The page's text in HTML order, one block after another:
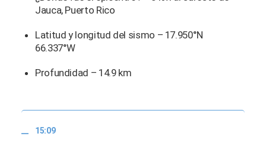
Jauca, Puerto Rico
Latitud y longitud del sismo – 17.950°N
66.337°W
Profundidad – 14.9 km
15:09